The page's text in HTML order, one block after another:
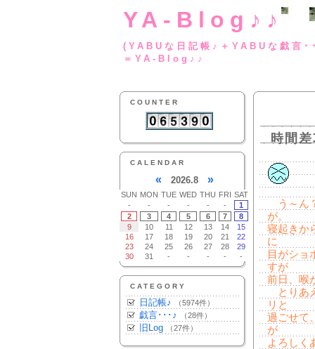
YA-Blog♪♪
(YABUな日記帳♪
＝YA-Blog♪♪
COUNTER
CALENDAR
« 2026.8 »
SUN MON TUE WED THU FRI SAT
-
- - - - -
1
2
3 4 5 6 7
8
9
10 11 12 13 14
15
16
17 18 19 20 21
22
23
24 25 26 27 28
29
30
31 - - - - -
CATEGORY
日記帳♪ （5974件）
戯言･･･♪ （28件）
旧Log （27件）
時間
う～ん
が。
寝起きか
に
目がショ
すが
前日、喉
とりあ
リと
過ごせて
が
よろしく